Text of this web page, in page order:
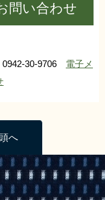
問い合わせ
30-9706 電子メ
へ